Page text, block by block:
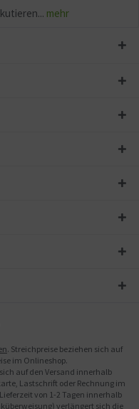
mehr
. Streichpreise beziehen sich auf
im Onlineshop.
auf den Versand innerhalb
Lastschrift oder Rechnung im
von 1-2 Tagen innerhalb
verlängert sich die